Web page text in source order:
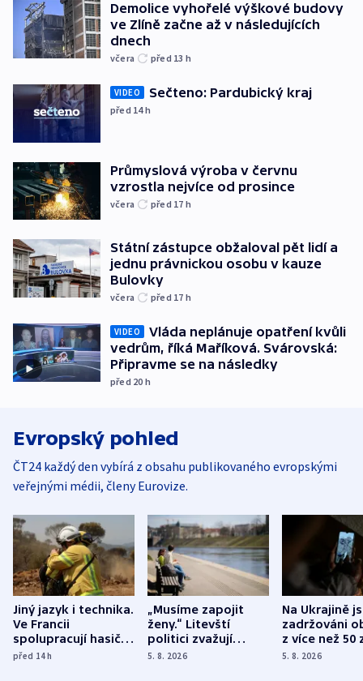
Demolice vyhořelé výškové budovy
ve Zlíně začne až v následujících
dnech
včera před 13 h
VIDEO Sečteno: Pardubický kraj
před 14h
Průmyslová výroba v červnu
vzrostla nejvíce od prosince
včera před 17 h
Státní zástupce obžaloval pět lidí a
jednu právnickou osobu v kauze
Bulovky
včera před 17 h
VIDEO
Vláda neplánuje opatření kvůli
vedrům, říká Maříková. Svárovská:
Připravme se na následky
před 20 h
Evropský pohled
ČT24 každý den vybírá z obsahu publikovaného evropskými
veřejnými médii, členy Eurovize.
Jiný jazyk i technika.
Ve Francii
spolupracují hasiči z
různých zemí
před 14h
„Musíme zapojit
ženy.“ Litevští
politici zvažují
dohodu o
5. 8. 2026
Na Ukrajině
zadržováni
z více než 50
Bojovali na
5. 8. 2026